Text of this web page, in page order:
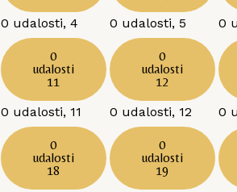
0 udalosti, 4
0 udalosti, 5 0
0
udalosti
11
0 udalosti, 11
0
udalosti
12
0 udalosti, 12 0
0
udalosti
18
0
udalosti
19